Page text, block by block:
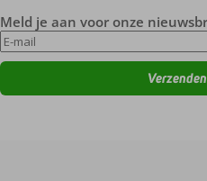
Meld je aan voor onze